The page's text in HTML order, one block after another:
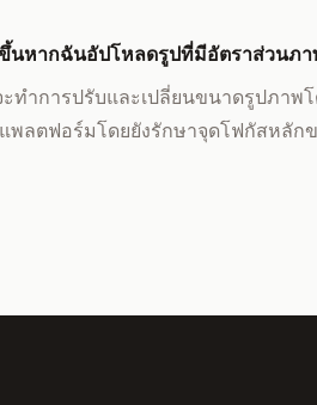
ขึ้นหากฉันอัปโหลดรูปที่มีอัตราส่วนภา
ะทำการปรับและเปลี่ยนขนาดรูปภาพ
พลตฟอร์มโดยยังรักษาจุดโฟกัสหลัก